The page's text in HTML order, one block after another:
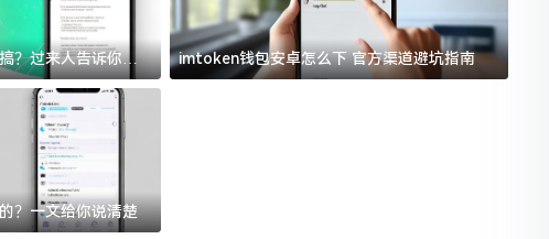
？过来人告诉你门
imtoken钱包安卓怎么下 官方渠道避坑指南
？一文给你说清楚